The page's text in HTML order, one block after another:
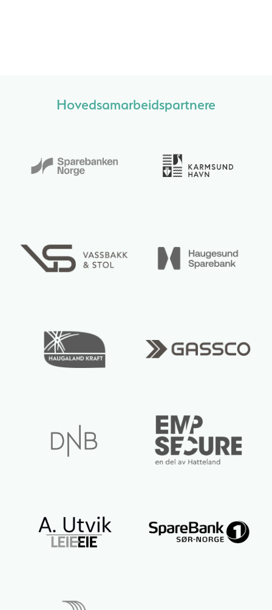
Hovedsamarbeidspartnere